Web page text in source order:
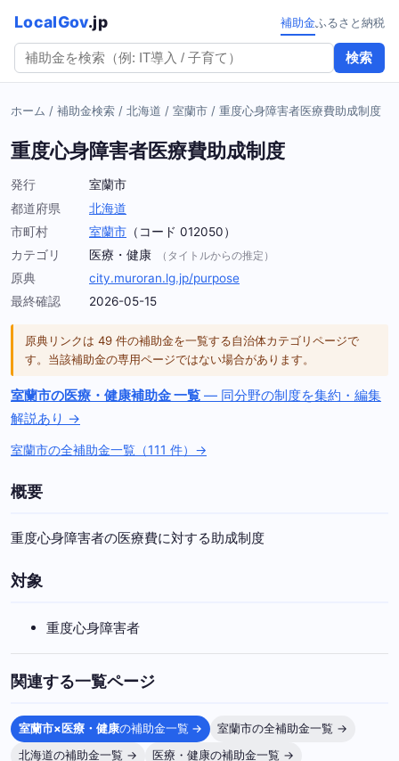
LocalGov.jp
検索
補助金ふるさと納税
ホーム / 補助金検索 / 北海道 / 室蘭市 / 重度心身障害者医療費助成制度
重度心身障害者医療費助成制度
発行
室蘭市
都道府県
北海道
市町村
室蘭市 （コード 012050）
カテゴリ
医療・健康 （タイトルからの推定）
原典
city.muroran.lg.jp/purpose
最終確認
2026-05-15
原典リンクは 49 件の補助金を一覧する自治体カテゴリページで
す。当該補助金の専用ページではない場合があります。
室蘭市の医療・健康補助金 一覧 — 同分野の制度を集約・編集
解説あり →
室蘭市の全補助金一覧（111 件）→
概要
重度心身障害者の医療費に対する助成制度
対象
重度心身障害者
関連する一覧ページ
室蘭市×医療・健康の補助金一覧 →
室蘭市の全補助金一覧 →
北海道の補助金一覧 →
医療・健康の補助金一覧 →